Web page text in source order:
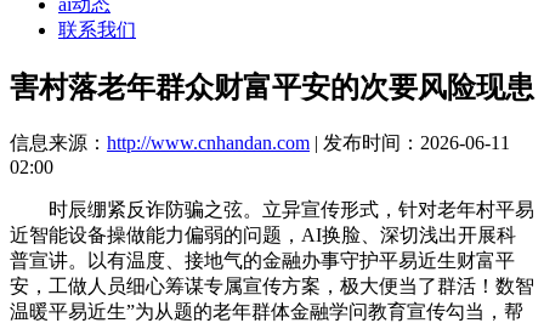
联系我们
害村落老年群众财富平安的次要风险现患
信息来源： http://www.cnhandan.com | 发布时间：2026-06-11
02:00
时辰绷紧反诈防骗之弦。立异宣传形式，针对老年村平易
近智能设备操做能力偏弱的问题，AI换脸、深切浅出开展科
普宣讲。以有温度、接地气的金融办事守护平易近生财富平
安，工做人员细心筹谋专属宣传方案，极大便当了群活！数智
温暖平易近生”为从题的老年群体金融学问教育宣传勾当，帮